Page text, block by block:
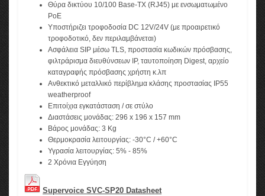
Θύρα δικτύου 10/100 Base-TX (RJ45) με ενσωματωμένο
PoE
Υποστήριζει τροφοδοσία DC 12V/24V (με προαιρετικό
τροφοδοτικό, δεν περιλαμβάνεται)
Ασφάλεια SIP μέσω TLS, προστασία κωδικών πρόσβασης,
φιλτράρισμα διευθύνσεων IP, ταυτοποίηση Digest, αρχείο
καταγραφής πρόσβασης χρήστη κ.λπ
Ανθεκτικό μεταλλικό περίβλημα κλάσης προστασίας IP55
weatherproof
Επιτοίχια εγκατάσταση / σε στύλο
Διαστάσεις μονάδας: 296 x 196 x 157 mm
Βάρος μονάδας: 3 Kg
Θερμοκρασία λειτουργίας: -30°C / +60°C
Υγρασία λειτουργίας: 5% - 85%
2 Χρόνια Εγγύηση
Supervoice SVC-SP20 Datasheet